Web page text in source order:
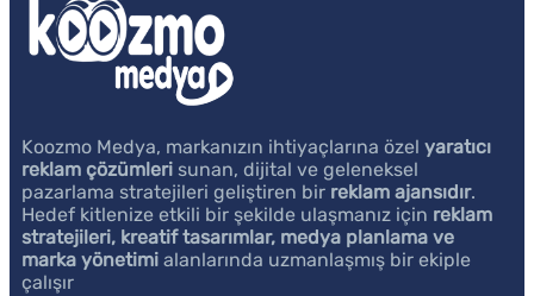
Koozmo Medya, markanızın ihtiyaçlarına özel yaratıcı
reklam çözümleri sunan, dijital ve geleneksel
pazarlama stratejileri geliştiren bir reklam ajansıdır.
Hedef kitlenize etkili bir şekilde ulaşmanız için reklam
stratejileri, kreatif tasarımlar, medya planlama ve
marka yönetimi alanlarında uzmanlaşmış bir ekiple
çalışır